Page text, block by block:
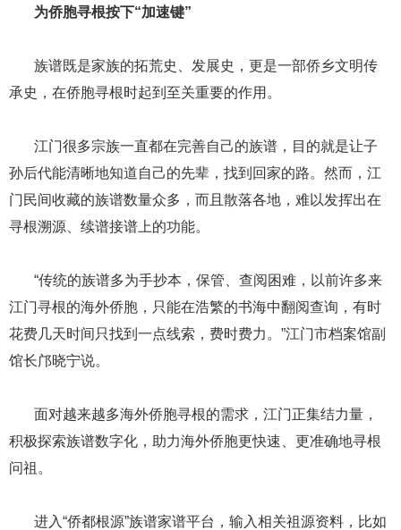
​​​​​​​ ​​​​​​​为侨胞寻根按下“加速键”
​​​​​​​ ​​​​​​​族谱既是家族的拓荒史、发展史，更是一部侨乡文明传
承史，在侨胞寻根时起到至关重要的作用。
​​​​​​​ ​​​​​​​江门很多宗族一直都在完善自己的族谱，目的就是让子
孙后代能清晰地知道自己的先辈，找到回家的路。然而，江
门民间收藏的族谱数量众多，而且散落各地，难以发挥出在
寻根溯源、续谱接谱上的功能。
​​​​​​​ ​​​​​​​“传统的族谱多为手抄本，保管、查阅困难，以前许多来
江门寻根的海外侨胞，只能在浩繁的书海中翻阅查询，有时
花费几天时间只找到一点线索，费时费力。”江门市档案馆副
馆长邝晓宁说。
​​​​​​​ ​​​​​​​面对越来越多海外侨胞寻根的需求，江门正集结力量，
积极探索族谱数字化，助力海外侨胞更快速、更准确地寻根
问祖。
​​​​​​​ ​​​​​​​进入“侨都根源”族谱家谱平台，输入相关祖源资料，比如